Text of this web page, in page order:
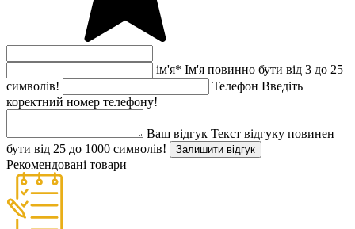
ім'я* Ім'я повинно бути від 3 до 25
символів!
Телефон Введіть
коректний номер телефону!
Ваш відгук Текст відгуку повинен
бути від 25 до 1000 символів!
Залишити відгук
Рекомендовані товари